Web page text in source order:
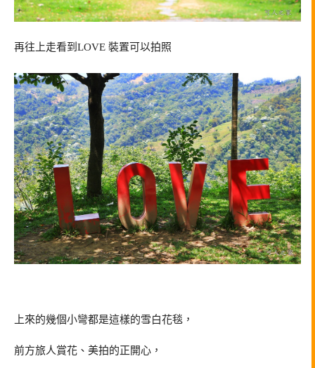
再往上走看到LOVE 裝置可以拍照
上來的幾個小彎都是這樣的雪白花毯，
前方旅人賞花、美拍的正開心，